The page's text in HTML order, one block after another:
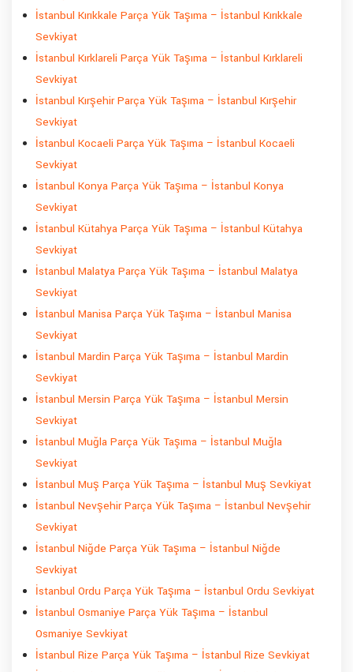
İstanbul Kırıkkale Parça Yük Taşıma – İstanbul Kırıkkale
Sevkiyat
İstanbul Kırklareli Parça Yük Taşıma – İstanbul Kırklareli
Sevkiyat
İstanbul Kırşehir Parça Yük Taşıma – İstanbul Kırşehir
Sevkiyat
İstanbul Kocaeli Parça Yük Taşıma – İstanbul Kocaeli
Sevkiyat
İstanbul Konya Parça Yük Taşıma – İstanbul Konya
Sevkiyat
İstanbul Kütahya Parça Yük Taşıma – İstanbul Kütahya
Sevkiyat
İstanbul Malatya Parça Yük Taşıma – İstanbul Malatya
Sevkiyat
İstanbul Manisa Parça Yük Taşıma – İstanbul Manisa
Sevkiyat
İstanbul Mardin Parça Yük Taşıma – İstanbul Mardin
Sevkiyat
İstanbul Mersin Parça Yük Taşıma – İstanbul Mersin
Sevkiyat
İstanbul Muğla Parça Yük Taşıma – İstanbul Muğla
Sevkiyat
İstanbul Muş Parça Yük Taşıma – İstanbul Muş Sevkiyat
İstanbul Nevşehir Parça Yük Taşıma – İstanbul Nevşehir
Sevkiyat
İstanbul Niğde Parça Yük Taşıma – İstanbul Niğde
Sevkiyat
İstanbul Ordu Parça Yük Taşıma – İstanbul Ordu Sevkiyat
İstanbul Osmaniye Parça Yük Taşıma – İstanbul
Osmaniye Sevkiyat
İstanbul Rize Parça Yük Taşıma – İstanbul Rize Sevkiyat